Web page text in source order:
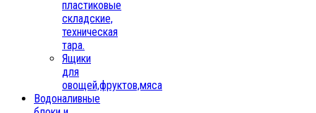
пластиковые
складские,
техническая
тара.
Ящики
для
овощей,фруктов,мяса
Водоналивные